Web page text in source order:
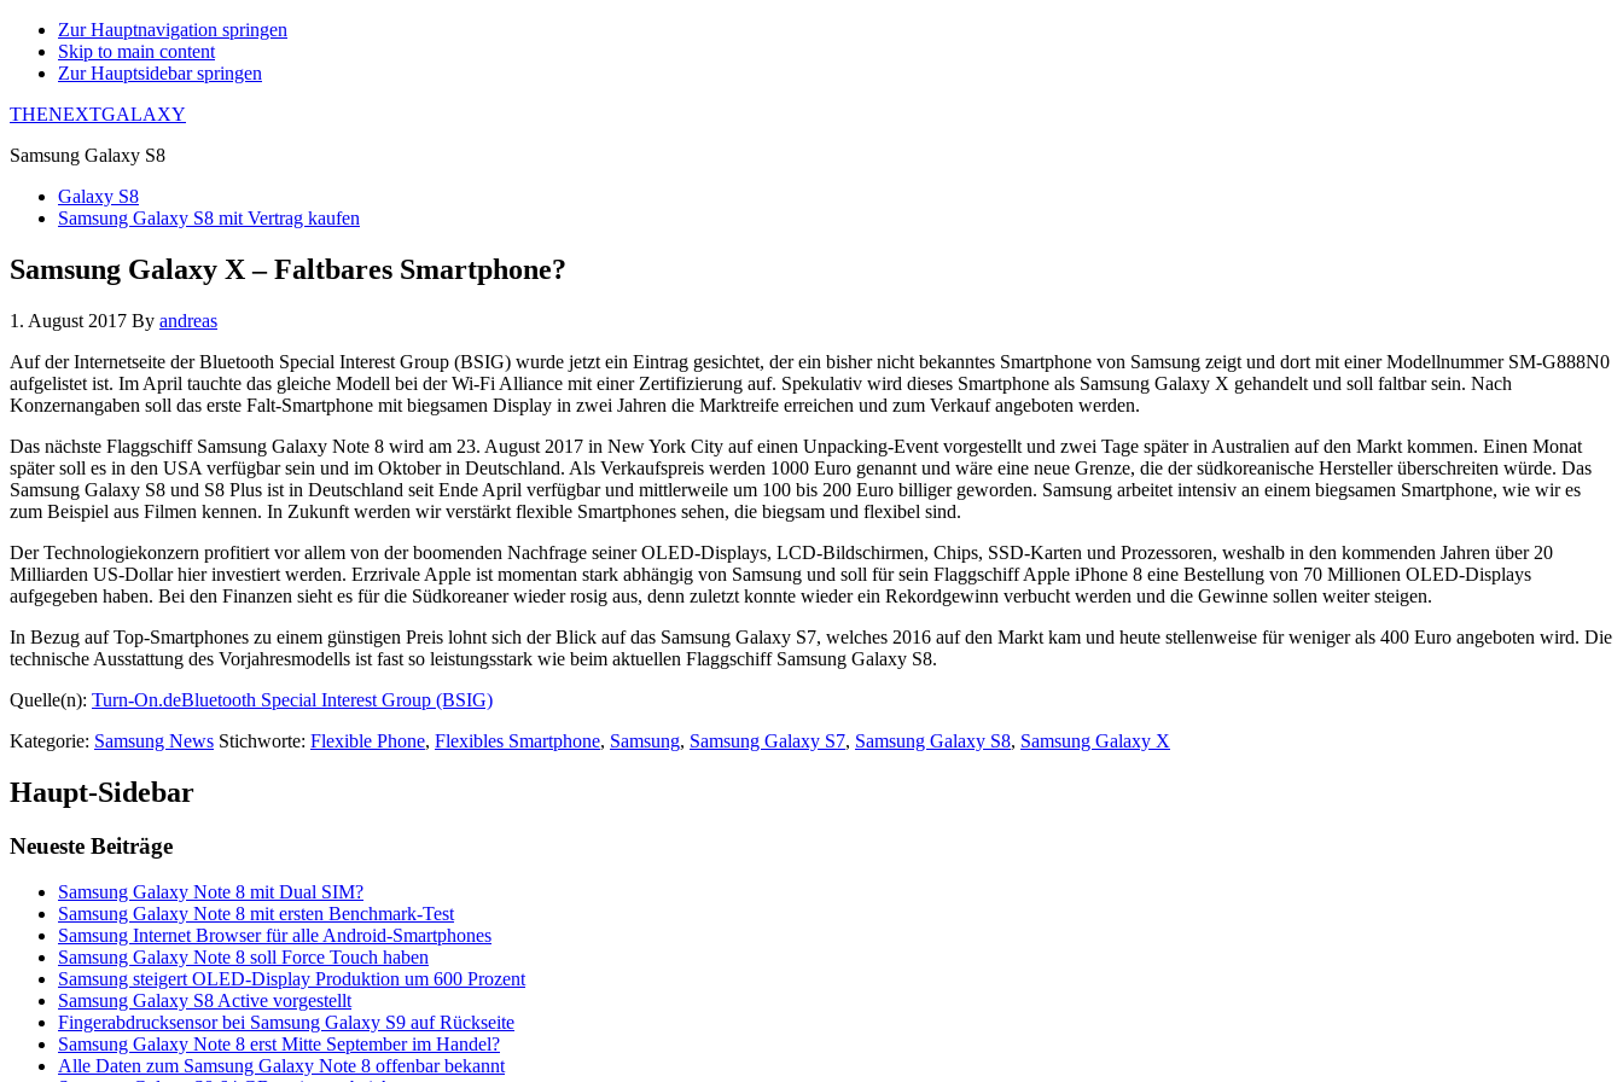
Zur Hauptnavigation springen
Skip to main content
Zur Hauptsidebar springen
THENEXTGALAXY
Samsung Galaxy S8
Galaxy S8
Samsung Galaxy S8 mit Vertrag kaufen
Samsung Galaxy X – Faltbares Smartphone?
1. August 2017 By andreas
Auf der Internetseite der Bluetooth Special Interest Group (BSIG) wurde jetzt ein Eintrag gesichtet, der ein bisher nicht bekanntes Smartphone von Samsung zeigt und dort mit einer Modellnummer SM-G888N0
aufgelistet ist. Im April tauchte das gleiche Modell bei der Wi-Fi Alliance mit einer Zertifizierung auf. Spekulativ wird dieses Smartphone als Samsung Galaxy X gehandelt und soll faltbar sein. Nach
Konzernangaben soll das erste Falt-Smartphone mit biegsamen Display in zwei Jahren die Marktreife erreichen und zum Verkauf angeboten werden.
Das nächste Flaggschiff Samsung Galaxy Note 8 wird am 23. August 2017 in New York City auf einen Unpacking-Event vorgestellt und zwei Tage später in Australien auf den Markt kommen. Einen Monat
später soll es in den USA verfügbar sein und im Oktober in Deutschland. Als Verkaufspreis werden 1000 Euro genannt und wäre eine neue Grenze, die der südkoreanische Hersteller überschreiten würde. Das
Samsung Galaxy S8 und S8 Plus ist in Deutschland seit Ende April verfügbar und mittlerweile um 100 bis 200 Euro billiger geworden. Samsung arbeitet intensiv an einem biegsamen Smartphone, wie wir es
zum Beispiel aus Filmen kennen. In Zukunft werden wir verstärkt flexible Smartphones sehen, die biegsam und flexibel sind.
Der Technologiekonzern profitiert vor allem von der boomenden Nachfrage seiner OLED-Displays, LCD-Bildschirmen, Chips, SSD-Karten und Prozessoren, weshalb in den kommenden Jahren über 20
Milliarden US-Dollar hier investiert werden. Erzrivale Apple ist momentan stark abhängig von Samsung und soll für sein Flaggschiff Apple iPhone 8 eine Bestellung von 70 Millionen OLED-Displays
aufgegeben haben. Bei den Finanzen sieht es für die Südkoreaner wieder rosig aus, denn zuletzt konnte wieder ein Rekordgewinn verbucht werden und die Gewinne sollen weiter steigen.
In Bezug auf Top-Smartphones zu einem günstigen Preis lohnt sich der Blick auf das Samsung Galaxy S7, welches 2016 auf den Markt kam und heute stellenweise für weniger als 400 Euro angeboten wird. Die
technische Ausstattung des Vorjahresmodells ist fast so leistungsstark wie beim aktuellen Flaggschiff Samsung Galaxy S8.
Quelle(n): Turn-On.deBluetooth Special Interest Group (BSIG)
Kategorie: Samsung News Stichworte: Flexible Phone, Flexibles Smartphone, Samsung, Samsung Galaxy S7, Samsung Galaxy S8, Samsung Galaxy X
Haupt-Sidebar
Neueste Beiträge
Samsung Galaxy Note 8 mit Dual SIM?
Samsung Galaxy Note 8 mit ersten Benchmark-Test
Samsung Internet Browser für alle Android-Smartphones
Samsung Galaxy Note 8 soll Force Touch haben
Samsung steigert OLED-Display Produktion um 600 Prozent
Samsung Galaxy S8 Active vorgestellt
Fingerabdrucksensor bei Samsung Galaxy S9 auf Rückseite
Samsung Galaxy Note 8 erst Mitte September im Handel?
Alle Daten zum Samsung Galaxy Note 8 offenbar bekannt